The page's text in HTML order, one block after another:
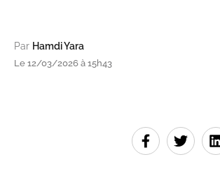
Par Hamdi Yara
Le 12/03/2026 à 15h43